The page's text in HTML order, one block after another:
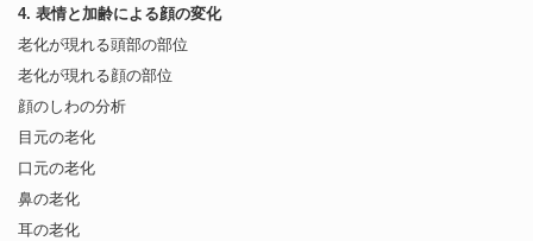
4. 表情と加齢による顔の変化
老化が現れる頭部の部位
老化が現れる顔の部位
顔のしわの分析
目元の老化
口元の老化
鼻の老化
耳の老化